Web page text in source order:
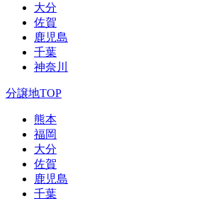
大分
佐賀
鹿児島
千葉
神奈川
分譲地TOP
熊本
福岡
大分
佐賀
鹿児島
千葉